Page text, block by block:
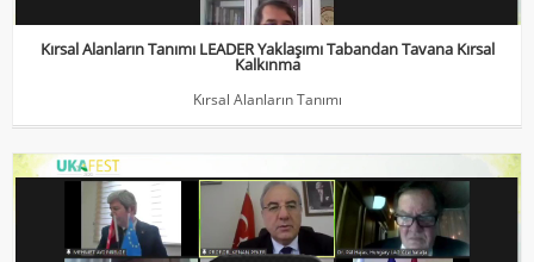
Kırsal Alanların Tanımı LEADER Yaklaşımı Tabandan Tavana Kırsal
Kalkınma
Kırsal Alanların Tanımı
IPARD Programının Geliştirilmesi
IPARD Programının Geliştirilmesi